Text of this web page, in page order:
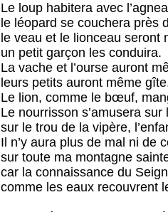
Le loup habitera avec
le léopard se couchera près
le veau et le lionceau seront
un petit garçon les conduira.
La vache et l’ourse auront
leurs petits auront même
Le lion, comme le bœuf,
Le nourrisson s’amusera
sur le trou de la vipère,
Il n’y aura plus de mal ni de
sur toute ma montagne
car la connaissance du
comme les eaux recouvrent